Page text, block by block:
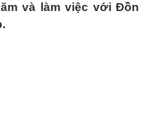
và làm việc với Đồn